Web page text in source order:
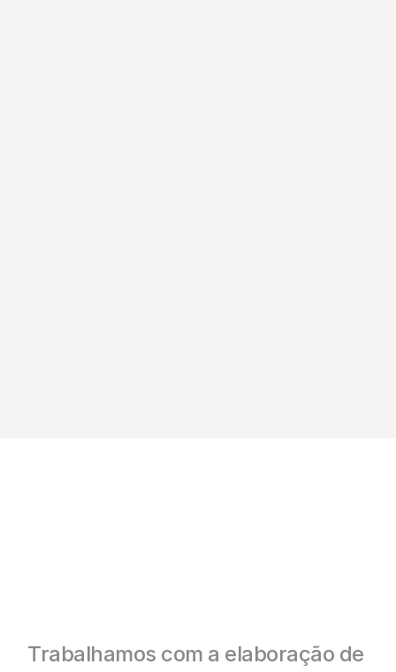
Trabalhamos com a elaboração de